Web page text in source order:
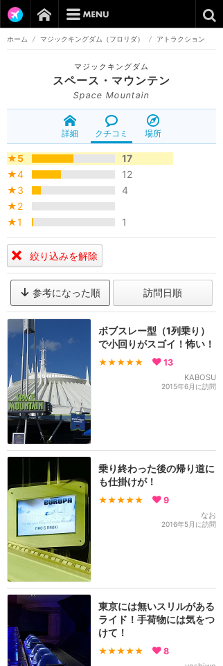
ホーム / マジックキングダム（フロリダ） / アトラクション
マジックキングダム
スペース・マウンテン
Space Mountain
詳細 クチコミ 場所
★5
17
★4
12
★3
4
★2
★1
1
絞り込みを解除
参考になった順 訪問日順
ボブスレー型（1列乗り）
で小回りがスゴイ！怖い！
★★★★★ 13
KABOSU
2015年6月に訪問
乗り終わった後の帰り道に
も仕掛けが！
★★★★★ 9
なお
2016年5月に訪問
東京には無いスリルがある
ライド！手荷物には気をつ
けて！
★★★★★ 8